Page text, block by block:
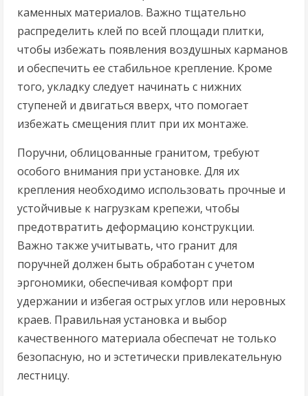
каменных материалов. Важно тщательно
распределить клей по всей площади плитки,
чтобы избежать появления воздушных карманов
и обеспечить ее стабильное крепление. Кроме
того, укладку следует начинать с нижних
ступеней и двигаться вверх, что помогает
избежать смещения плит при их монтаже.
Поручни, облицованные гранитом, требуют
особого внимания при установке. Для их
крепления необходимо использовать прочные и
устойчивые к нагрузкам крепежи, чтобы
предотвратить деформацию конструкции.
Важно также учитывать, что гранит для
поручней должен быть обработан с учетом
эргономики, обеспечивая комфорт при
удержании и избегая острых углов или неровных
краев. Правильная установка и выбор
качественного материала обеспечат не только
безопасную, но и эстетически привлекательную
лестницу.